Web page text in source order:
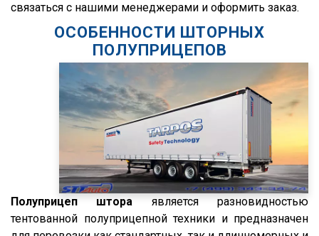
SKO 24
Profi Liner
Mega Liner
связаться с нашими менеджерами и оформить заказ.
ОСОБЕННОСТИ ШТОРНЫХ
ПОЛУПРИЦЕПОВ
Полуприцеп штора является разновидностью
тентованной полуприцепной техники и предназначен